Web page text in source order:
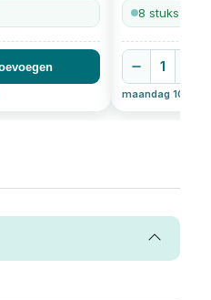
8 stuks op
1
maandag 10